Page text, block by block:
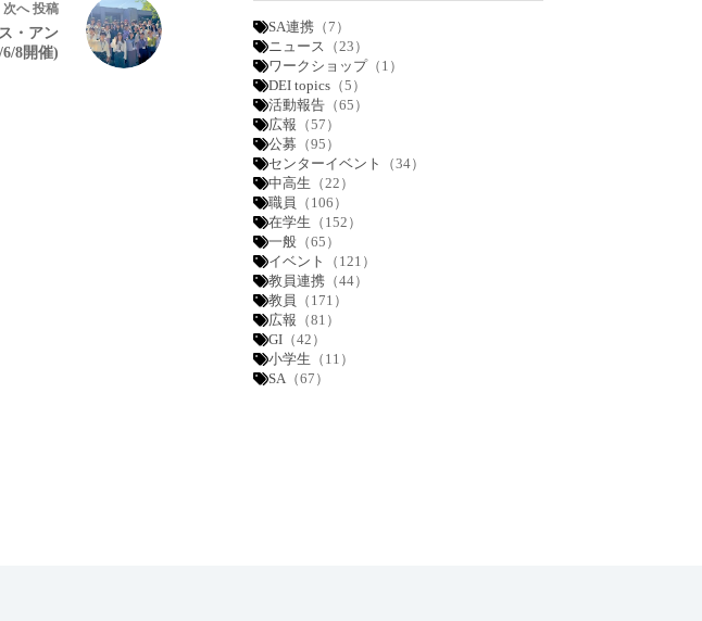
次へ投稿
・アン
8開催)
SA連携 （7）
ニュース （23）
ワークショップ（1）
DEI topics （5）
活動報告 （65）
広報 （57）
公募 （95）
センターイベント
（34）
中高生 （22）
職員
（106）
在学生 （152）
一般 （65）
イベント
（121）
教員連携 （44）
教員
（171）
広報 （81）
GI （42）
小学生 （11）
SA （67）